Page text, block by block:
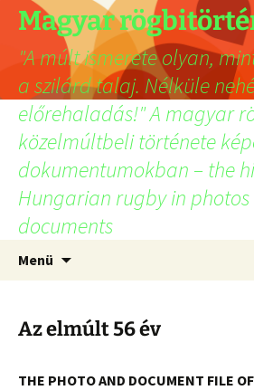
Ugrás
tartalomhoz
Magyar
"A múlt ismerete olyan,
a szilárd talaj. Nélküle
előrehaladás!" A magyar
közelmúltbeli története
dokumentumokban – the
Hungarian rugby in
documents
Menü
Az elmúlt 56 év
THE PHOTO AND DOCUMENT FILE